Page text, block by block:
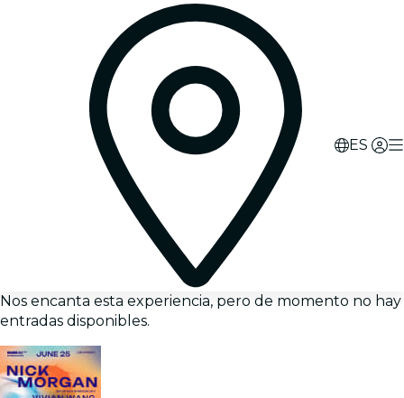
ES
Nos encanta esta experiencia, pero de momento no hay
entradas disponibles.